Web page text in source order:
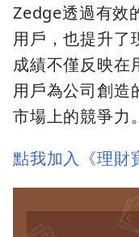
Zedge透過有效
用戶，也提升了
成績不僅反映在
用戶為公司創造
市場上的競爭力。
點我加入《理財